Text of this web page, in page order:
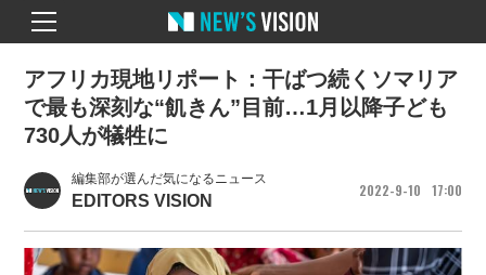
編集部が選んだ気になるニュース
EDITORS VISION
2022 9 10 17 00
アフリカ現地リポート：干ばつ続くソマリア
で最も深刻な“飢きん”目前…1月以降子ども
730人が犠牲に